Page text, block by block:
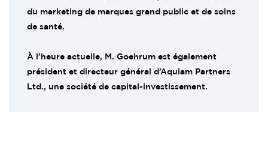
du marketing de marques grand public et de soins
de santé.
À l’heure actuelle, M. Goehrum est également
président et directeur général d’Aquiam Partners
Ltd., une société de capital-investissement.